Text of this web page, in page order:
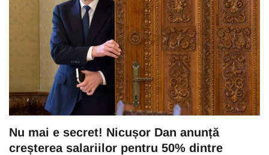
Nu mai e secret! Nicușor Dan anunță
creșterea salariilor pentru 50% dintre